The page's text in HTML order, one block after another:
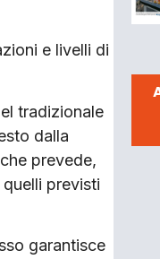
e livelli di
tradizionale
dalla
prevede,
previsti
garantisce